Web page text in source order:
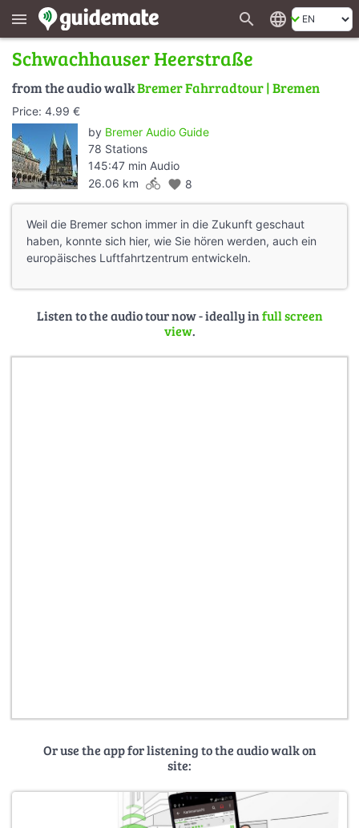
menu search language
Schwachhauser Heerstraße
from the audio walkBremer Fahrradtour | Bremen
Price: 4.99 €
by Bremer Audio Guide
78 Stations
145:47 min Audio
26.06 km directions_bike favorite 8
Weil die Bremer schon immer in die Zukunft geschaut
haben, konnte sich hier, wie Sie hören werden, auch ein
europäisches Luftfahrtzentrum entwickeln.
Listen to the audio tour now - ideally infull screen
view.
Or use the app for listening to the audio walk on
site: